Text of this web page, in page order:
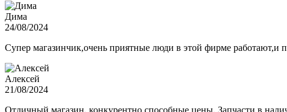
Дима
24/08/2024
Супер магазинчик,очень приятные люди в этой фирме работают,и
Алексей
21/08/2024